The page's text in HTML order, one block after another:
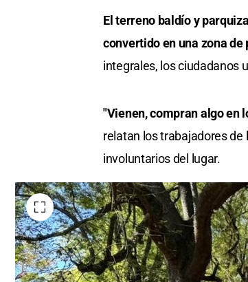
El terreno baldío y
convertido en una zona
integrales, los ciudadanos
"Vienen, compran algo en
relatan los trabajadores
involuntarios del lugar.